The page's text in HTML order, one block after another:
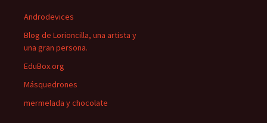
Androdevices
Blog de Lorioncilla, una artista y
una gran persona.
EduBox.org
Másquedrones
mermelada y chocolate